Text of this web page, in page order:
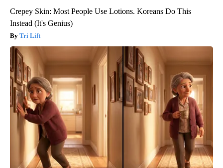
Crepey Skin: Most People Use Lotions. Koreans Do This
Instead (It's Genius)
Tri Lift